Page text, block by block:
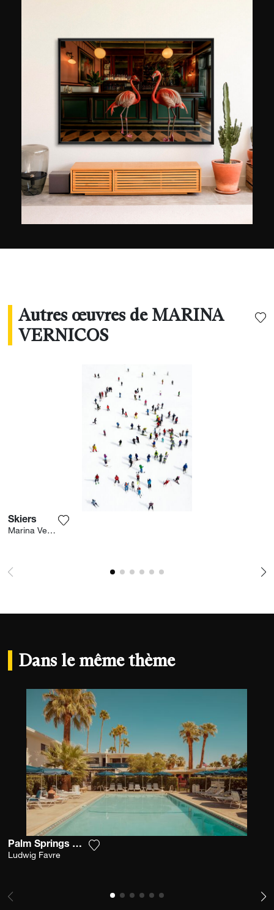
College de Boston et poursuivit en 1999 à
l’université de Harvard. Dès 2001, elle expose
ses images à l’international et entame des
collaborations pour les marques Mercedes,
Perrier, Folli Follie, Hermès et Napapijri. Outre
Londres, New York et Monaco, ses clichés ont
été présentés au Musée des Cyclades en Grèce,
au Musée du Louvre à Paris ainsi qu’au
Hangaram Art Museum en Corée. Marina
Vernicos a été lauréate du prix Sandro Botticelli
au Palazzo Giucciardi Bongianna à Florence et a
Autres œuvres de MARINA
VERNICOS
Skiers
Marina Vernicos
Dans le même thème
Palm Springs Desert Pool
Ludwig Favre